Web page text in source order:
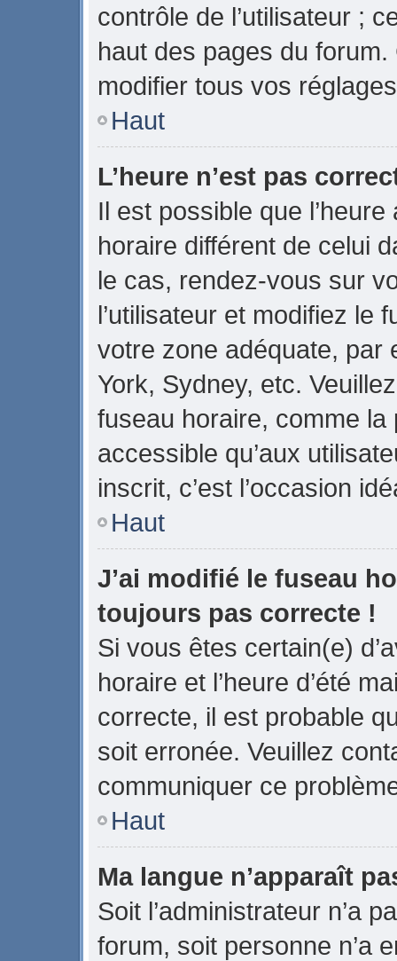
contrôle de l’utilisateur ;
haut des pages du
modifier tous vos
Haut
L’heure n’est pas
Il est possible que
horaire différent de celui
le cas, rendez-vous sur
l’utilisateur et modifiez le
votre zone adéquate, par
York, Sydney, etc.
fuseau horaire, comme la
accessible qu’aux
inscrit, c’est l’occasion
Haut
J’ai modifié le fuseau
toujours pas correcte !
Si vous êtes certain(e)
horaire et l’heure d’été
correcte, il est probable
soit erronée. Veuillez
communiquer ce
Haut
Ma langue n’apparaît
Soit l’administrateur n’a
forum, soit personne n’a